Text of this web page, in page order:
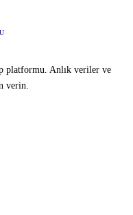
platformu. Anlık veriler ve
verin.